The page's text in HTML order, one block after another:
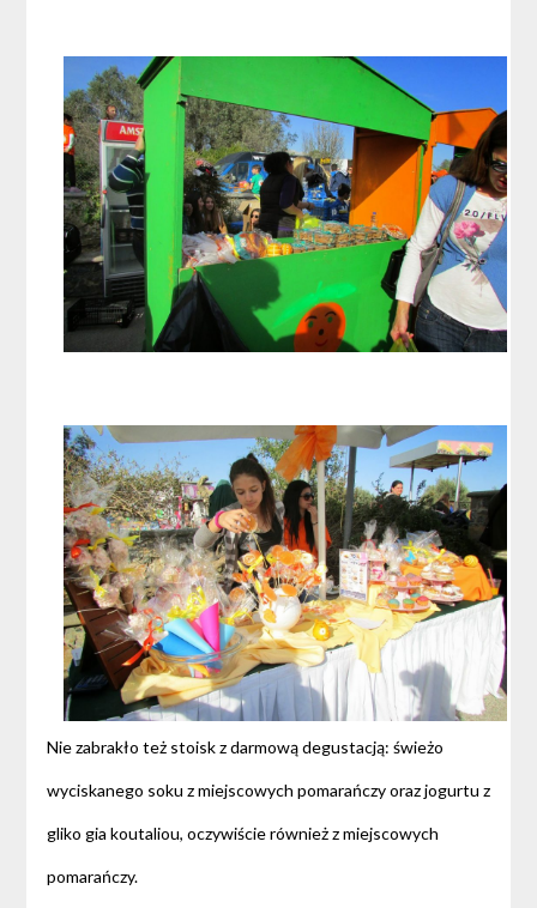
Nie zabrakło też stoisk z darmową degustacją: świeżo
wyciskanego soku z miejscowych pomarańczy oraz jogurtu z
gliko gia koutaliou, oczywiście również z miejscowych
pomarańczy.